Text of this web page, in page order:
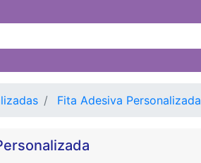
Fita Adesiva Personalizada